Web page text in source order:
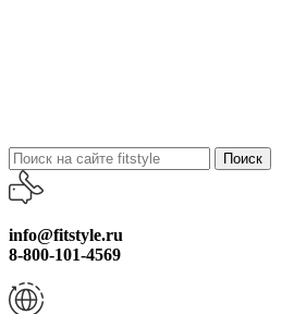
Поиск
info@fitstyle.ru
8-800-101-4569